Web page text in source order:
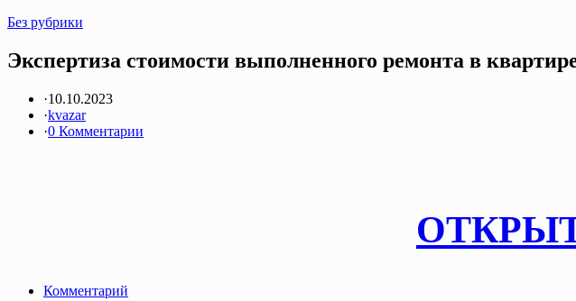
Без рубрики
Экспертиза стоимости выполненного ремонта в
·10.10.2023
·kvazar
·0 Комментарии
Комментарий